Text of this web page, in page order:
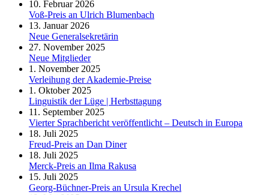
10. Februar 2026
Voß-Preis an Ulrich Blumenbach
13. Januar 2026
Neue Generalsekretärin
27. November 2025
Neue Mitglieder
1. November 2025
Verleihung der Akademie-Preise
1. Oktober 2025
Linguistik der Lüge | Herbsttagung
11. September 2025
Vierter Sprachbericht veröffentlicht – Deutsch in Europa
18. Juli 2025
Freud-Preis an Dan Diner
18. Juli 2025
Merck-Preis an Ilma Rakusa
15. Juli 2025
Georg-Büchner-Preis an Ursula Krechel